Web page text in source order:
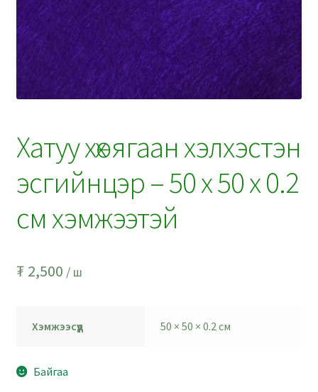
Хатуу хөх ягаан хэлхэстэн
эсгийнцэр – 50 x 50 x 0.2
см хэмжээтэй
₮2,500 / ш
Хэмжээсүүд 50 × 50 × 0.2 см
Байгаа